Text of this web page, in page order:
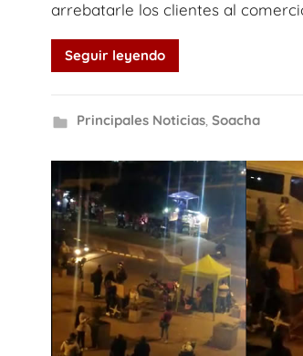
arrebatarle los clientes al
Seguir leyendo
Principales Noticias, Soacha